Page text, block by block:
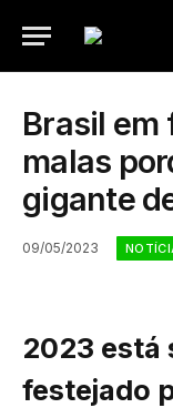
Brasil em
malas
gigante
09/05/2023
2023 está
festejado